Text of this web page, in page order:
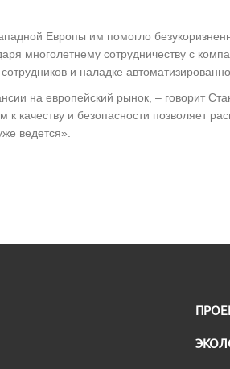
Европы им помогло
многолетнему сотрудничеству с
и наладке
на европейский рынок, – говорит
качеству и безопасности позволяет
ведется».